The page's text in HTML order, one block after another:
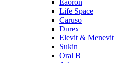
Eaoron
Life Space
Caruso
Durex
Elevit & Menevit
Sukin
Oral B